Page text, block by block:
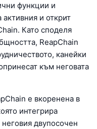
функции и
и открит
Като споделя
ReapChain
канейки
към неговата
е вкоренена в
интегрира
двупосочен